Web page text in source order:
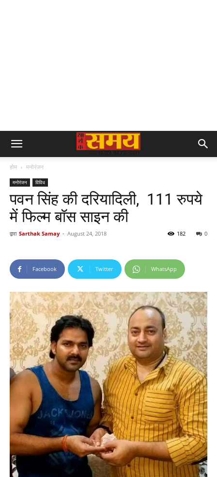
होम मनोरंजन
मनोरंजन विविध
पवन सिंह की दरियादिली, 111 रुपये
में फिल्म बॉस साइन की
द्वारा Sarthak Samay - August 24, 2018 0
182
Facebook Twitter WhatsApp